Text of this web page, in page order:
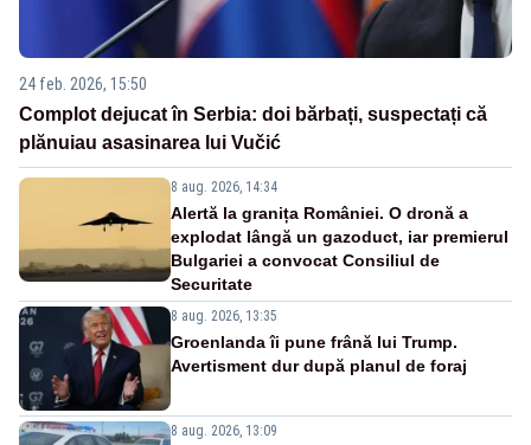
24 feb. 2026, 15:50
Complot dejucat în Serbia: doi bărbați, suspectați că
plănuiau asasinarea lui Vučić
8 aug. 2026, 14:34
Alertă la granița României. O dronă a
explodat lângă un gazoduct, iar premierul
Bulgariei a convocat Consiliul de
Securitate
8 aug. 2026, 13:35
Groenlanda îi pune frână lui Trump.
Avertisment dur după planul de foraj
8 aug. 2026, 13:09